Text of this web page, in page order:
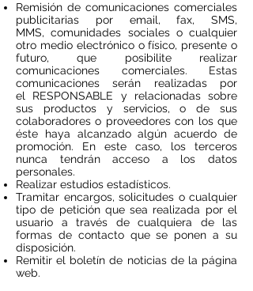
Remisión de comunicaciones comerciales
publicitarias por email, fax, SMS,
MMS, comunidades sociales o cualquier
otro medio electrónico o físico, presente o
futuro, que posibilite realizar
comunicaciones comerciales. Estas
comunicaciones serán realizadas por
el RESPONSABLE y relacionadas sobre
sus productos y servicios, o de sus
colaboradores o proveedores con los que
éste haya alcanzado algún acuerdo de
promoción. En este caso, los terceros
nunca tendrán acceso a los datos
personales.
Realizar estudios estadísticos.
Tramitar encargos, solicitudes o cualquier
tipo de petición que sea realizada por el
usuario a través de cualquiera de las
formas de contacto que se ponen a su
disposición.
Remitir el boletín de noticias de la página
web.